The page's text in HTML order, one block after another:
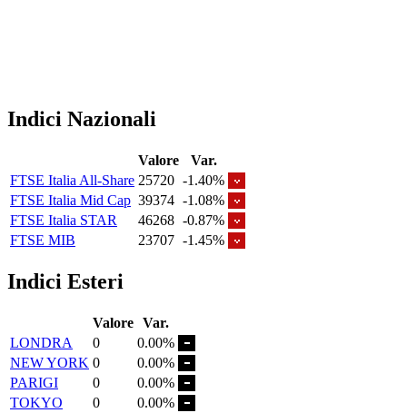
Indici Nazionali
Valore
Var.
FTSE Italia All-Share 25720 -1.40%
FTSE Italia Mid Cap 39374 -1.08%
FTSE Italia STAR
46268 -0.87%
FTSE MIB
23707 -1.45%
Indici Esteri
Valore Var.
LONDRA
0
0.00%
NEW YORK 0
0.00%
PARIGI
0
0.00%
TOKYO
0
0.00%